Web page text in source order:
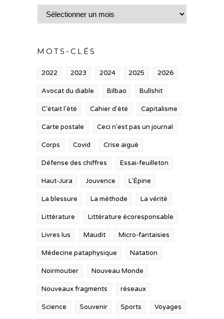
Archives
MOTS-CLÉS
2022 2023 2024 2025 2026
Avocat du diable Bilbao Bullshit
C'était l'été Cahier d'été Capitalisme
Carte postale Ceci n'est pas un journal
Corps Covid Crise aiguë
Défense des chiffres Essai-feuilleton
Haut-Jura Jouvence L'Épine
La blessure La méthode La vérité
Littérature Littérature écoresponsable
Livres lus Maudit Micro-fantaisies
Médecine pataphysique Natation
Noirmoutier Nouveau Monde
Nouveaux fragments réseaux
Science Souvenir Sports Voyages